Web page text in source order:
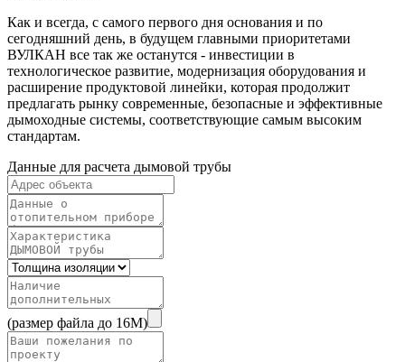
Как и всегда, с самого первого дня основания и по
сегодняшний день, в будущем главными приоритетами
ВУЛКАН все так же останутся - инвестиции в
технологическое развитие, модернизация оборудования и
расширение продуктовой линейки, которая продолжит
предлагать рынку современные, безопасные и эффективные
дымоходные системы, соответствующие самым высоким
стандартам.
Данные для расчета дымовой трубы
(размер файла до 16M)